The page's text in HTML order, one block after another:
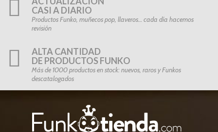
CASI A DIARIO
Productos Funko, muñecos pop, llaveros… cada día hacemos
revisión
ALTA CANTIDAD
DE PRODUCTOS FUNKO
Más de 1000 productos en stock: nuevos, raros y Funkos
descatalogados